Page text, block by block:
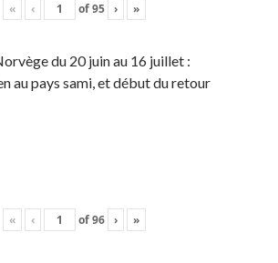
« ‹ of95 › »
du 20 juin au 16 juillet :
au pays sami, et début du retour
« ‹ of96 › »